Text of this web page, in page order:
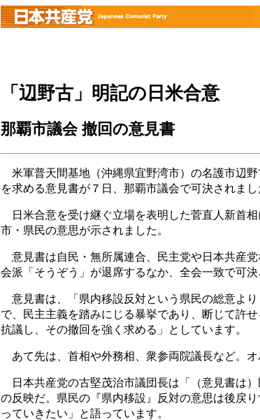
「辺野古」明記の日米合意
那覇市議会 撤回の意見書
米軍普天間基地（沖縄県宜野湾市）の名護市辺
を求める意見書が７日、那覇市議会で可決されまし
日米合意を受け継ぐ立場を表明した菅直人新首
市・県民の意思が示されました。
意見書は自民・無所属連合、民主党や日本共産
会派「そうぞう」が退席するなか、全会一致で可決
意見書は、「県内移設反対という県民の総意よ
で、民主主義を踏みにじる暴挙であり、断じて許
抗議し、その撤回を強く求める」としています。
あて先は、首相や外務相、衆参両院議長など。オ
日本共産党の古堅茂治市議団長は「（意見書は
の反映だ。県民の『県内移設』反対の意思は後戻
っていきたい」と語っています。